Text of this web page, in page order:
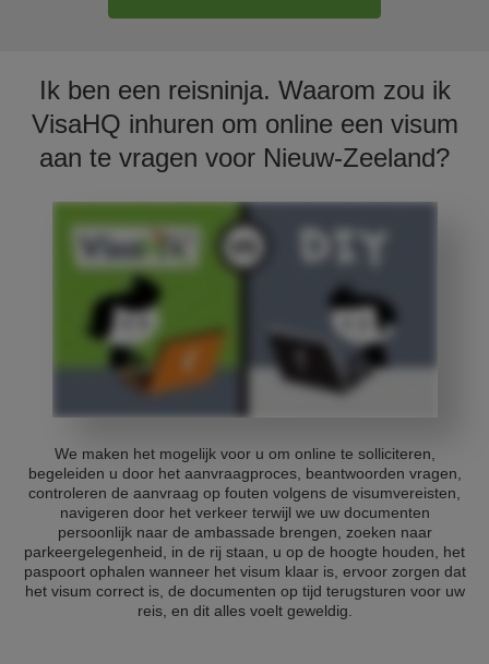
Ik ben een reisninja. Waarom zou ik
VisaHQ inhuren om online een visum
aan te vragen voor Nieuw-Zeeland?
We maken het mogelijk voor u om online te solliciteren,
begeleiden u door het aanvraagproces, beantwoorden vragen,
controleren de aanvraag op fouten volgens de visumvereisten,
navigeren door het verkeer terwijl we uw documenten
persoonlijk naar de ambassade brengen, zoeken naar
parkeergelegenheid, in de rij staan, u op de hoogte houden, het
paspoort ophalen wanneer het visum klaar is, ervoor zorgen dat
het visum correct is, de documenten op tijd terugsturen voor uw
reis, en dit alles voelt geweldig.